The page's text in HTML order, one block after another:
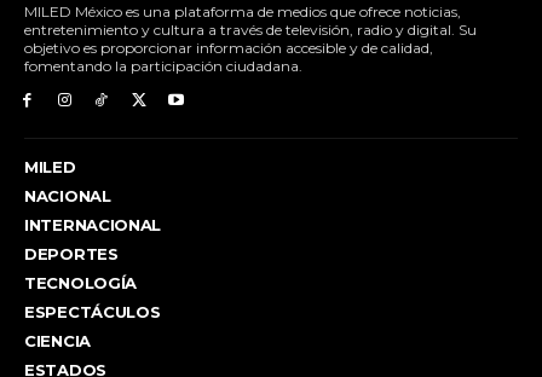
MILED México es una plataforma de medios que ofrece noticias,
entretenimiento y cultura a través de televisión, radio y digital. Su
objetivo es proporcionar información accesible y de calidad,
fomentando la participación ciudadana.
MILED
NACIONAL
INTERNACIONAL
DEPORTES
TECNOLOGÍA
ESPECTÁCULOS
CIENCIA
ESTADOS